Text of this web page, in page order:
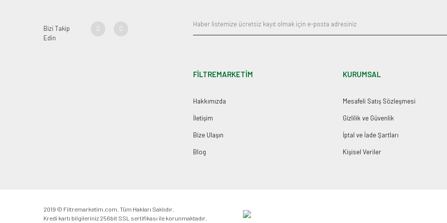
Bizi Takip
Edin
FİLTREMARKETİM
Hakkımızda
İletişim
Bize Ulaşın
Blog
KURUMSAL
Mesafeli Satış Sözleşmesi
Gizlilik ve Güvenlik
İptal ve İade Şartları
Kişisel Veriler
2019 © Filtremarketim.com. Tüm Hakları Saklıdır.
Kredi kartı bilgileriniz 256bit SSL sertifikası ile korunmaktadır.